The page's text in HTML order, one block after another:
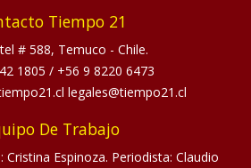
Tiempo 21
# 588, Temuco - Chile.
1805 / +56 9 8220 6473
legales@tiempo21.cl
De Trabajo
Cristina Espinoza. Periodista: Claudio